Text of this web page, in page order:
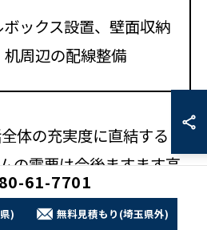
ックス設置、壁面収納
机周辺の配線整備
体の充実度に直結する
の需要は今後ますます高
ます。性能と快適性を両
しの中に自然に溶け込む
61-7701
) 無料見積もり(埼玉県外)